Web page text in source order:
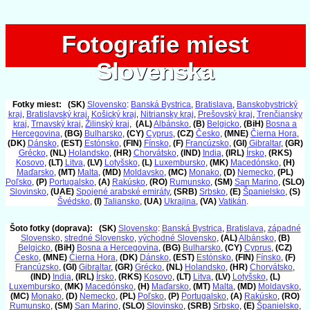
Fotografie miest
Slovenska
Fotografie miest
Slovenska
Fotky miest: (SK) Slovensko: Banská Bystrica, Bratislava, Banskobystrický
kraj, Bratislavský kraj, Košický kraj, Nitriansky kraj, Prešovský kraj, Trenčiansky
kraj, Trnavský kraj, Žilinský kraj, (AL)Albánsko, (B) Belgicko, (BiH) Bosna a
Hercegovina, (BG) Bulharsko, (CY) Cyprus, (CZ) Česko, (MNE) Čierna Hora,
(DK) Dánsko, (EST) Estónsko, (FIN) Fínsko, (F) Francúzsko, (GI) Gibraltar, (GR)
Grécko, (NL) Holandsko, (HR) Chorvátsko, (IND) India, (IRL) Írsko, (RKS)
Kosovo, (LT) Litva, (LV) Lotyšsko, (L) Luxembursko, (MK) Macedónsko, (H)
Maďarsko, (MT) Malta, (MD) Moldavsko, (MC) Monako, (D) Nemecko, (PL)
Poľsko, (P) Portugalsko, (A) Rakúsko, (RO) Rumunsko, (SM) San Marino, (SLO)
Slovinsko, (UAE) Spojené arabské emiráty, (SRB) Srbsko, (E) Španielsko, (S)
Švédsko, (I) Taliansko, (UA) Ukrajina, (VA) Vatikán.
Šoto fotky (doprava): (SK) Slovensko: Banská Bystrica, Bratislava, západné
Slovensko, stredné Slovensko, východné Slovensko, (AL)Albánsko, (B)
Belgicko, (BiH) Bosna a Hercegovina, (BG) Bulharsko, (CY) Cyprus, (CZ)
Česko, (MNE) Čierna Hora, (DK) Dánsko, (EST) Estónsko, (FIN) Fínsko, (F)
Francúzsko, (GI) Gibraltar, (GR) Grécko, (NL) Holandsko, (HR) Chorvátsko,
(IND) India, (IRL) Írsko, (RKS) Kosovo, (LT) Litva, (LV) Lotyšsko, (L)
Luxembursko, (MK) Macedónsko, (H) Maďarsko, (MT) Malta, (MD) Moldavsko,
(MC) Monako, (D) Nemecko, (PL) Poľsko, (P) Portugalsko, (A) Rakúsko, (RO)
Rumunsko, (SM) San Marino, (SLO) Slovinsko, (SRB) Srbsko, (E) Španielsko,